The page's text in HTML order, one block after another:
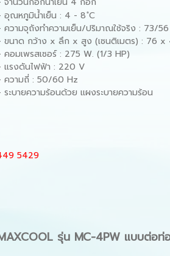
อุณหภูมิน้ําเย็น : 4 - 8 ํC
ความจุถังทำความเย็น/ปริมาณใช้จริง : 73/
ขนาด กว้าง x ลึก x สูง (เซนติเมตร) : 76 x
คอมเพรสเซอร์ : 275 W. (1/3 HP)
แรงดันไฟฟ้า : 220 V
ความถี่ : 50/60 Hz
ระบายความร้อนด้วย แผงระบายความร้อน
5429
รุ่น MC-4PW แบบต่อท่